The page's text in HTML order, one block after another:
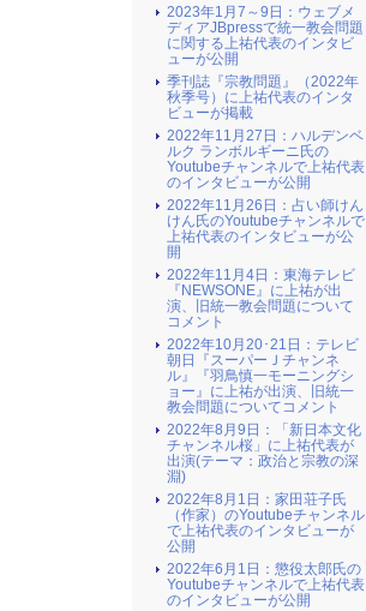
2023年1月7～9日：ウェブメ
ディアJBpressで統一教会問題
に関する上祐代表のインタビ
ューが公開
季刊誌『宗教問題』（2022年
秋季号）に上祐代表のインタ
ビューが掲載
2022年11月27日：ハルデンベ
ルク ランボルギーニ氏の
Youtubeチャンネルで上祐代表
のインタビューが公開
2022年11月26日：占い師けん
けん氏のYoutubeチャンネルで
上祐代表のインタビューが公
開
2022年11月4日：東海テレビ
『NEWSONE』に上祐が出
演、旧統一教会問題について
コメント
2022年10月20･21日：テレビ
朝日『スーパーＪチャンネ
ル』『羽鳥慎一モーニングシ
ョー』に上祐が出演、旧統一
教会問題についてコメント
2022年8月9日：「新日本文化
チャンネル桜」に上祐代表が
出演(テーマ：政治と宗教の深
淵)
2022年8月1日：家田荘子氏
（作家）のYoutubeチャンネル
で上祐代表のインタビューが
公開
2022年6月1日：懲役太郎氏の
Youtubeチャンネルで上祐代表
のインタビューが公開